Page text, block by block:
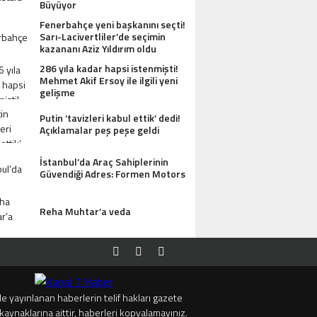
Büyüyor
Fenerbahçe yeni başkanını seçti!
Sarı-Lacivertliler’de seçimin
kazananı Aziz Yıldırım oldu
286 yıla kadar hapsi istenmişti!
Mehmet Akif Ersoy ile ilgili yeni
gelişme
Putin ‘tavizleri kabul ettik’ dedi!
Açıklamalar peş peşe geldi
İstanbul’da Araç Sahiplerinin
Güvendiği Adres: Formen Motors
Reha Muhtar’a veda
yayınlanan haberlerin telif hakları gazete
aittir, haberleri kopyalamayınız.